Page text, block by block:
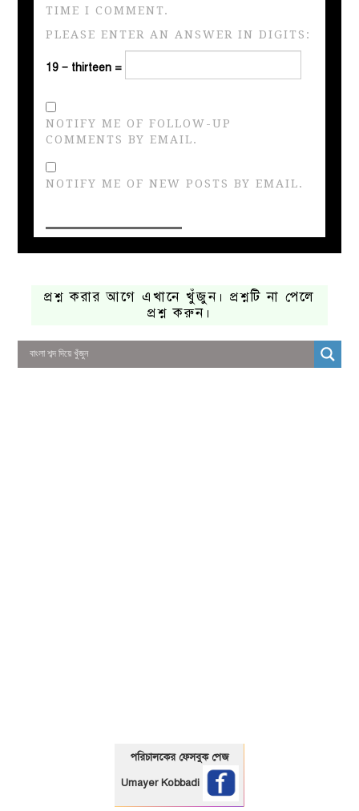
TIME I COMMENT.
PLEASE ENTER AN ANSWER IN DIGITS:
19 − thirteen =
NOTIFY ME OF FOLLOW-UP
COMMENTS BY EMAIL.
NOTIFY ME OF NEW POSTS BY EMAIL.
প্রশ্ন করার আগে এখানে খুঁজুন। প্রশ্নটি না পেলে
প্রশ্ন করুন।
পরিচালকের ফেসবুক পেজ
Umayer Kobbadi